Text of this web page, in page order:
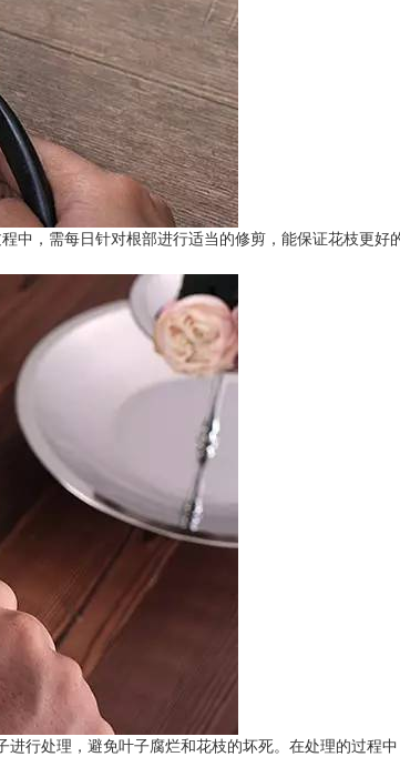
，需每日针对根部进行适当的修剪，能保证花枝更好
行处理，避免叶子腐烂和花枝的坏死。在处理的过程